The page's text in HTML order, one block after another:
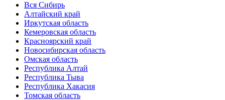
Вся Сибирь
Алтайский край
Иркутская область
Кемеровская область
Красноярский край
Новосибирская область
Омская область
Республика Алтай
Республика Тыва
Республика Хакасия
Томская область